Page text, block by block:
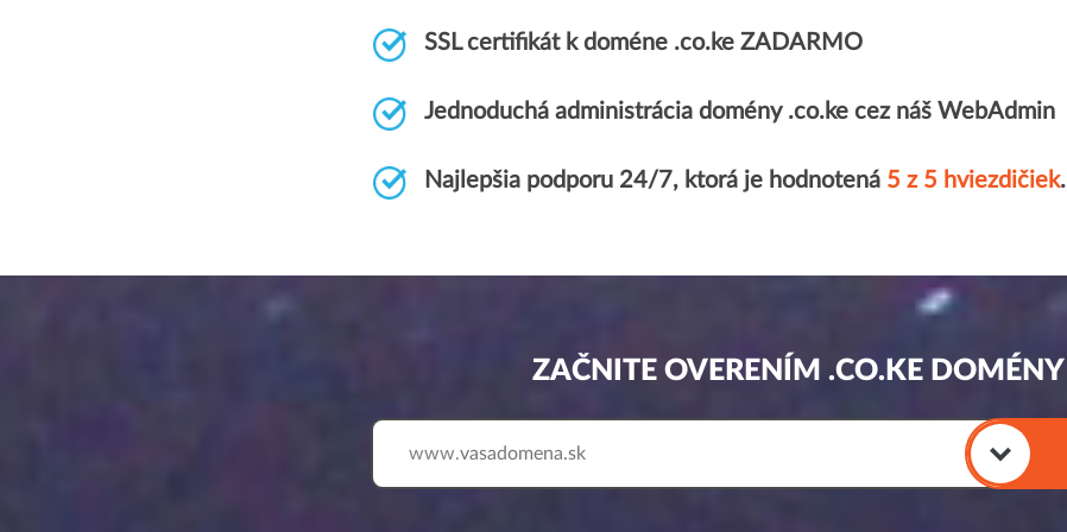
SSL certifikát k doméne .co.ke ZADARMO
Jednoduchá administrácia domény .co.ke cez náš WebAdmin
Najlepšia podporu 24/7, ktorá je hodnotená 5 z 5 hviezdičiek.
ZAČNITE OVERENÍM .CO.KE DOMÉNY
www.